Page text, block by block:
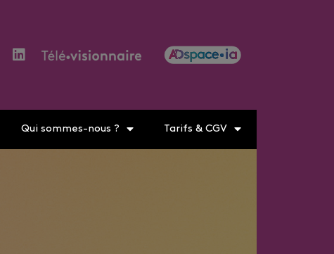
Qui sommes-nous ? Tarifs & CGV